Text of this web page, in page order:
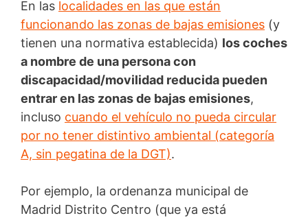
En las localidades en las que están
funcionando las zonas de bajas emisiones (y
tienen una normativa establecida) los coches
a nombre de una persona con
discapacidad/movilidad reducida pueden
entrar en las zonas de bajas emisiones,
incluso cuando el vehículo no pueda circular
por no tener distintivo ambiental (categoría
A, sin pegatina de la DGT).
Por ejemplo, la ordenanza municipal de
Madrid Distrito Centro (que ya está